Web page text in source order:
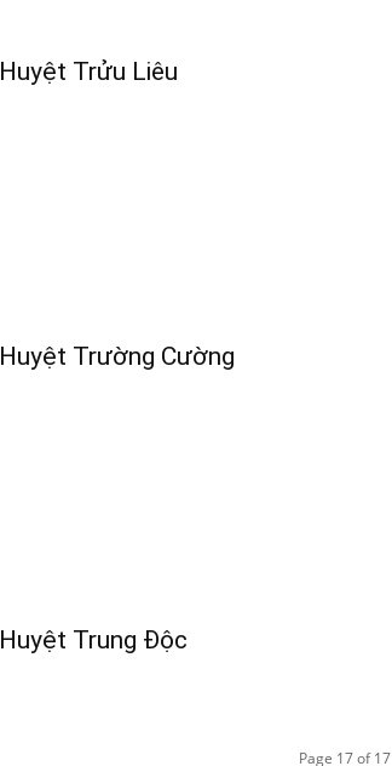
Huyệt Trửu Liêu
Huyệt Trường Cường
Huyệt Trung Độc
Page 17 of 17